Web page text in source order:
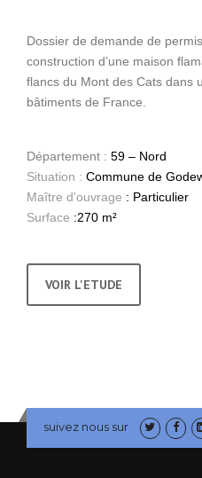
Dossier de demande de
construction d’une maison
flancs du Mont des Cats dans
bâtiments de France.
Département : 59 – Nord
Situation : Commune de
Maître d’ouvrage : Particulier
Surface :270 m²
VOIR L'ETUDE
suivez nous sur